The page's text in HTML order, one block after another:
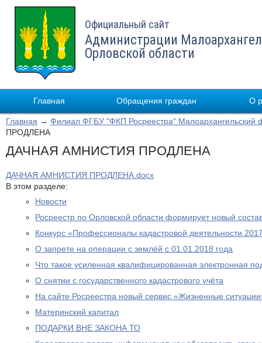
Официальный сайт
Администрации
Орловской области
Главная Обращения граждан О
Главная → Филиал ФГБУ "ФКП Росреестра" Малоархангельский
ПРОДЛЕНА
ДАЧНАЯ АМНИСТИЯ ПРОДЛЕНА
ДАЧНАЯ АМНИСТИЯ ПРОДЛЕНА.docx
В этом разделе:
Новости
Росреестр по Орловской области формирует новый
Конкурс «Профессионалы кадастровой деятельности
О запрете на операции с землёй с 01.01.2018 года
Что такое усиленная квалифицированная электронная
О снятии с государственного кадастрового учёта
На сайте Росреестра новый сервис «Жизненные
Материнский капитал
ПОДАРКИ ВНЕ ЗАКОНА ТО